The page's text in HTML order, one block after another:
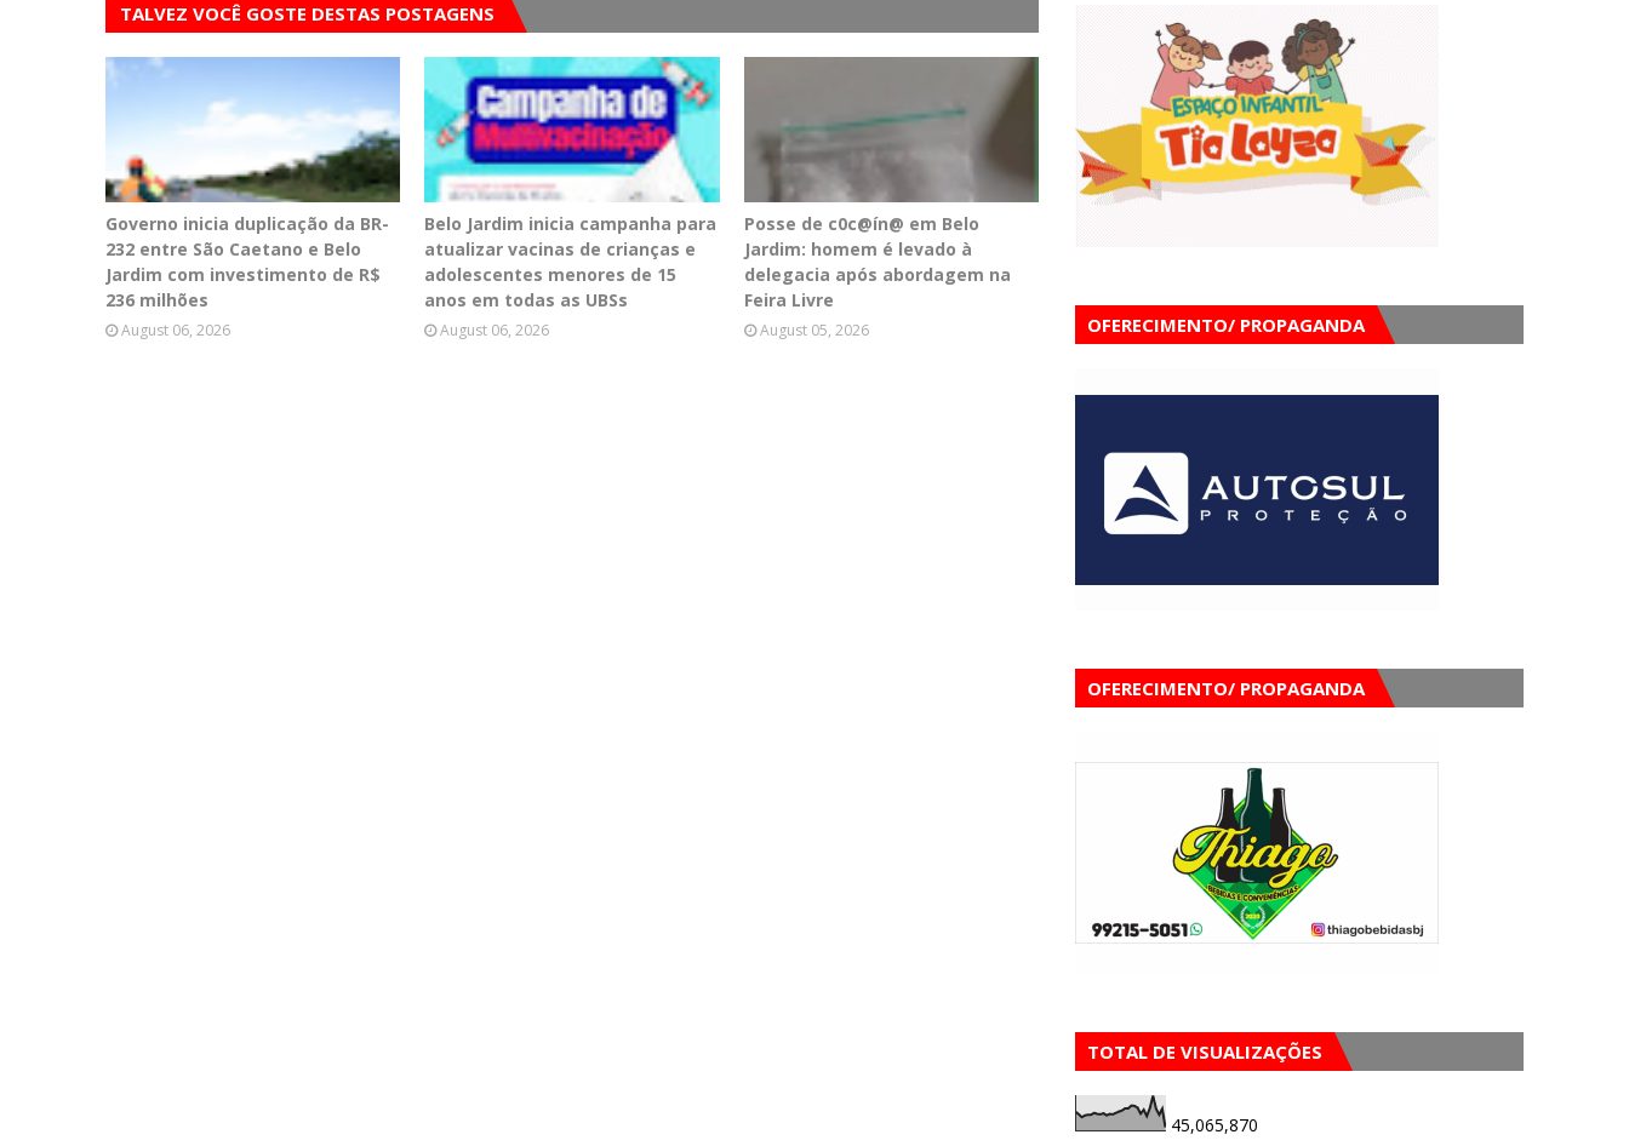
TALVEZ VOCÊ GOSTE DESTAS POSTAGENS
Governo inicia duplicação da BR-
232 entre São Caetano e Belo
Jardim com investimento de R$
236 milhões
August 06, 2026
Belo Jardim inicia campanha para
atualizar vacinas de crianças e
adolescentes menores de 15
anos em todas as UBSs
August 06, 2026
Posse de c0c@ín@ em Belo
Jardim: homem é levado à
delegacia após abordagem na
Feira Livre
August 05, 2026 OFERECIMENTO/ PROPAGANDA
OFERECIMENTO/ PROPAGANDA
TOTAL DE VISUALIZAÇÕES
45,065,870